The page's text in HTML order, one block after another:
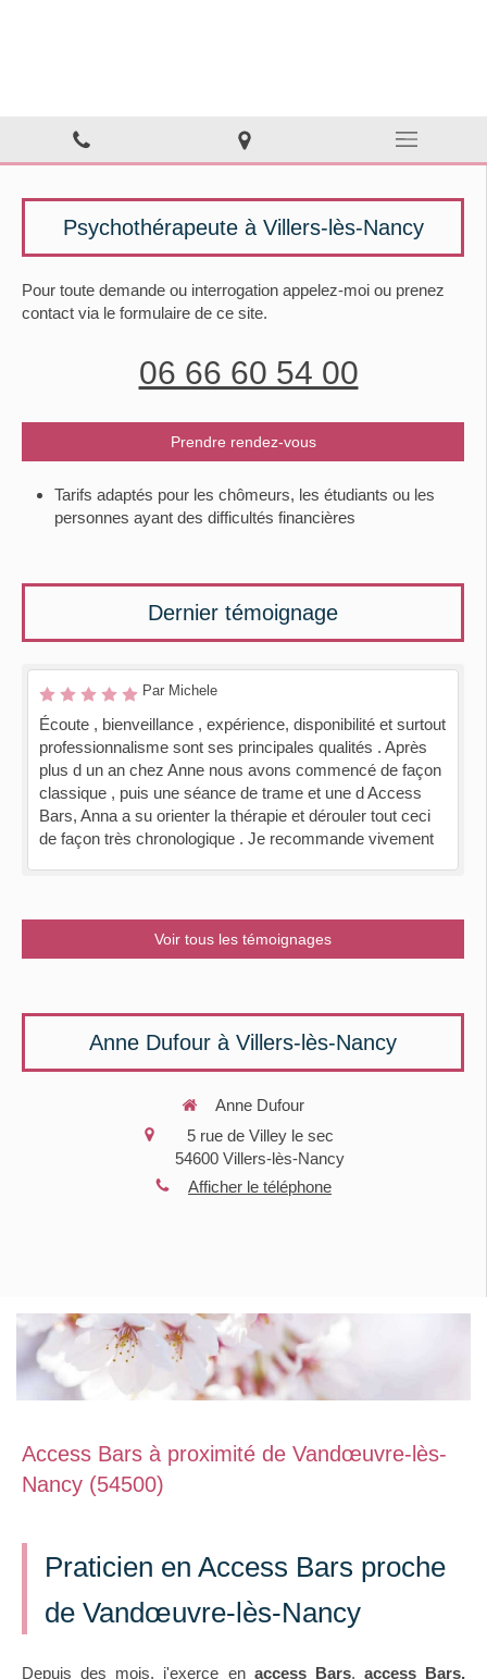
Psychothérapeute à Villers-lès-Nancy
Pour toute demande ou interrogation appelez-moi ou prenez
contact via le formulaire de ce site.
06 66 60 54 00
Prendre rendez-vous
Tarifs adaptés pour les chômeurs, les étudiants ou les
personnes ayant des difficultés financières
Dernier témoignage
Par Michele
Écoute , bienveillance , expérience, disponibilité et surtout
professionnalisme sont ses principales qualités . Après
plus d un an chez Anne nous avons commencé de façon
classique , puis une séance de trame et une d Access
Bars, Anna a su orienter la thérapie et dérouler tout ceci
de façon très chronologique . Je recommande vivement
Voir tous les témoignages
Anne Dufour à Villers-lès-Nancy
Anne Dufour
5 rue de Villey le sec
54600 Villers-lès-Nancy
Afficher le téléphone
Access Bars à proximité de Vandœuvre-lès-
Nancy (54500)
Praticien en Access Bars proche
de Vandœuvre-lès-Nancy
Depuis des mois, j'exerce en access Bars, access Bars,